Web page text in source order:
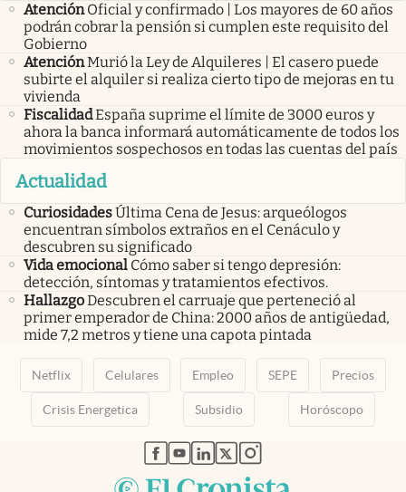
Atención Oficial y confirmado | Los mayores de 60 años
podrán cobrar la pensión si cumplen este requisito del
Gobierno
AtenciónMurió la Ley de Alquileres | El casero puede
subirte el alquiler si realiza cierto tipo de mejoras en tu
vivienda
FiscalidadEspaña suprime el límite de 3000 euros y
ahora la banca informará automáticamente de todos los
movimientos sospechosos en todas las cuentas del país
Actualidad
CuriosidadesÚltima Cena de Jesus: arqueólogos
encuentran símbolos extraños en el Cenáculo y
descubren su significado
Vida emocional Cómo saber si tengo depresión:
detección, síntomas y tratamientos efectivos.
HallazgoDescubren el carruaje que perteneció al
primer emperador de China: 2000 años de antigüedad,
mide 7,2 metros y tiene una capota pintada
Netflix Celulares Empleo SEPE Precios
Crisis Energetica Subsidio Horóscopo
abre en nueva pestaña
abre en nueva pestaña
abre en nueva pestaña
abre en nueva pestaña
abre en nueva pestaña